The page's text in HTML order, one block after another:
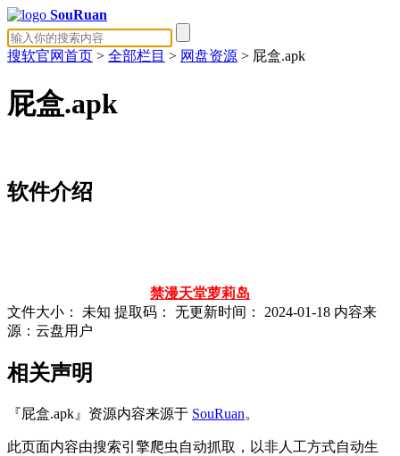
SouRuan
搜软官网首页 > 全部栏目 > 网盘资源 > 屁盒.apk
屁盒.apk
软件介绍
禁漫天堂萝莉岛
文件大小：
未知 提取码： 无更新时间： 2024-01-18 内容来
源：云盘用户
相关声明
『屁盒.apk』资源内容来源于 SouRuan。
此页面内容由搜索引擎爬虫自动抓取，以非人工方式自动生